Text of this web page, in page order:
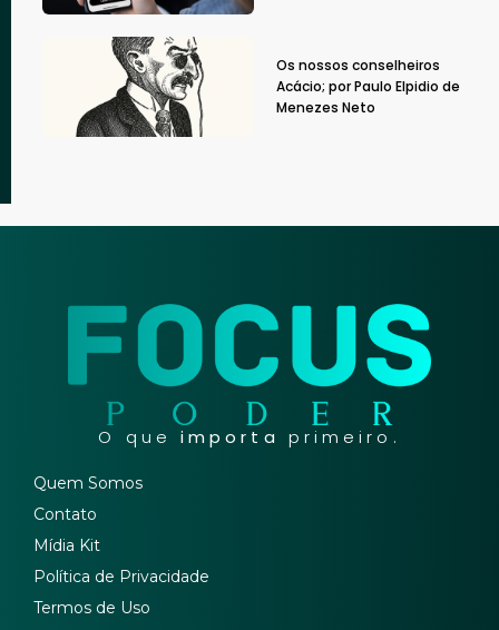
Os nossos conselheiros
Acácio; por Paulo Elpidio de
Menezes Neto
O que importa primeiro.
Quem Somos
Contato
Mídia Kit
Política de Privacidade
Termos de Uso